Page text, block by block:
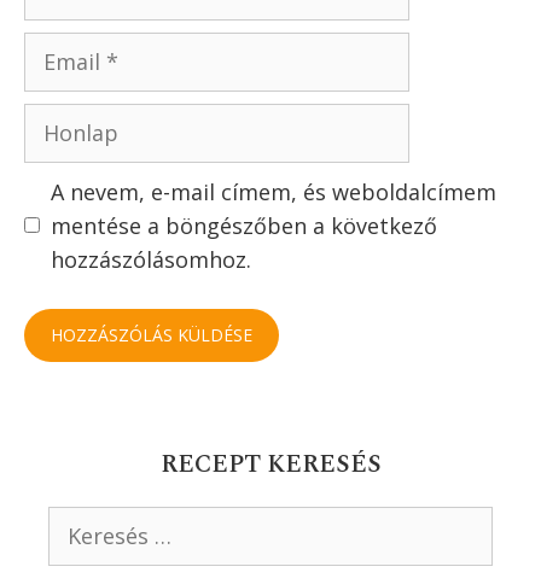
Email
Honlap
A nevem, e-mail címem, és weboldalcímem
mentése a böngészőben a következő
hozzászólásomhoz.
RECEPT KERESÉS